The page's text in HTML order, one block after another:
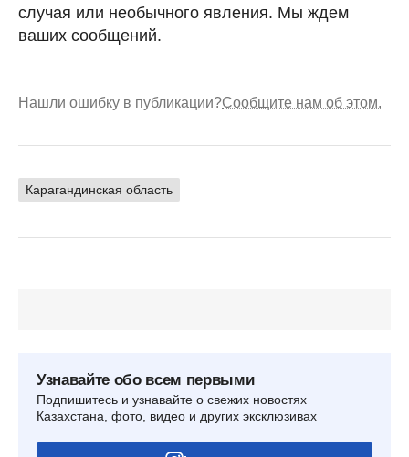
случая или необычного явления. Мы ждем
ваших сообщений.
Нашли ошибку в публикации?Сообщите нам об этом.
Карагандинская область
Узнавайте обо всем первыми
Подпишитесь и узнавайте о свежих новостях
Казахстана, фото, видео и других эксклюзивах